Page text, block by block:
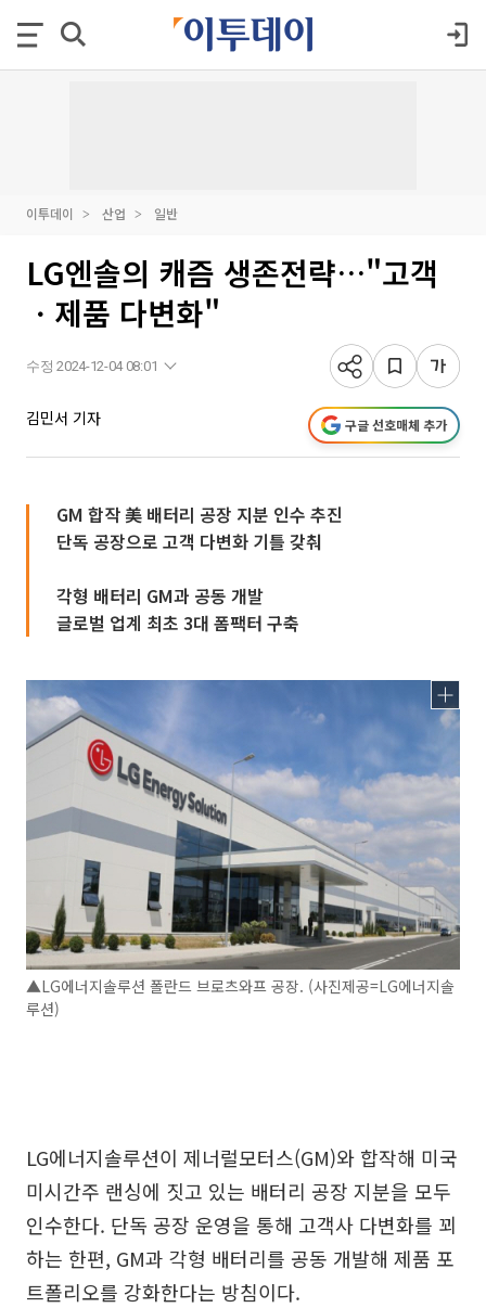
이투데이 산업 일반
LG엔솔의 캐즘 생존전략…"고객
ㆍ제품 다변화"
수정 2024-12-04 08:01
김민서 기자 구글 선호매체 추가
GM 합작 美 배터리 공장 지분 인수 추진
단독 공장으로 고객 다변화 기틀 갖춰
각형 배터리 GM과 공동 개발
글로벌 업계 최초 3대 폼팩터 구축
▲LG에너지솔루션 폴란드 브로츠와프 공장. (사진제공=LG에너지솔
루션)
LG에너지솔루션이 제너럴모터스(GM)와 합작해 미국
미시간주 랜싱에 짓고 있는 배터리 공장 지분을 모두
인수한다. 단독 공장 운영을 통해 고객사 다변화를 꾀
하는 한편, GM과 각형 배터리를 공동 개발해 제품 포
트폴리오를 강화한다는 방침이다.